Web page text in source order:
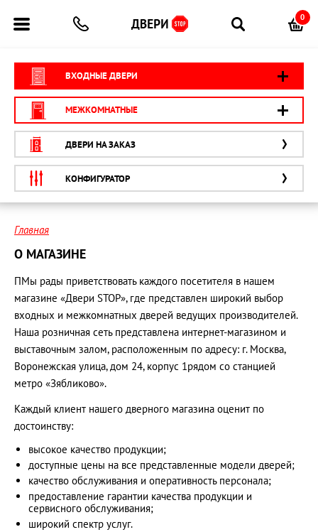
0
ВХОДНЫЕ ДВЕРИ
МЕЖКОМНАТНЫЕ
ДВЕРИ НА ЗАКАЗ
КОНФИГУРАТОР
Главная
О МАГАЗИНЕ
ПМы рады приветствовать каждого посетителя в нашем
магазине «Двери STOP», где представлен широкий выбор
входных и межкомнатных дверей ведущих производителей.
Наша розничная сеть представлена интернет-магазином и
выставочным залом, расположенным по адресу: г. Москва,
Воронежская улица, дом 24, корпус 1рядом со станцией
метро «Зябликово».
Каждый клиент нашего дверного магазина оценит по
достоинству:
высокое качество продукции;
доступные цены на все представленные модели дверей;
качество обслуживания и оперативность персонала;
предоставление гарантии качества продукции и
сервисного обслуживания;
широкий спектр услуг.